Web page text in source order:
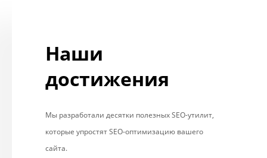
Наши
достижения
Мы разработали десятки полезных SEO-утилит,
которые упростят SEO-оптимизацию вашего
сайта.